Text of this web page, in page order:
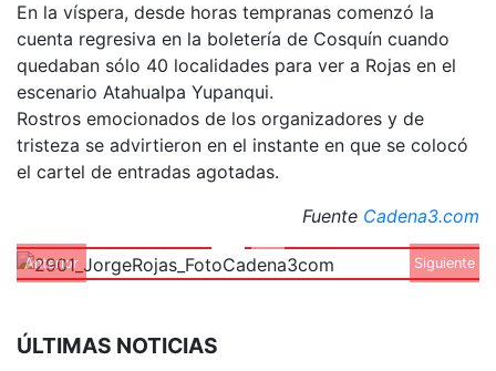
En la víspera, desde horas tempranas comenzó la
cuenta regresiva en la boletería de Cosquín cuando
quedaban sólo 40 localidades para ver a Rojas en el
escenario Atahualpa Yupanqui.
Rostros emocionados de los organizadores y de
tristeza se advirtieron en el instante en que se colocó
el cartel de entradas agotadas.
Fuente Cadena3.com
Anterior Siguiente
ÚLTIMAS NOTICIAS